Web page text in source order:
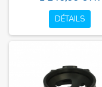
DÉTAILS